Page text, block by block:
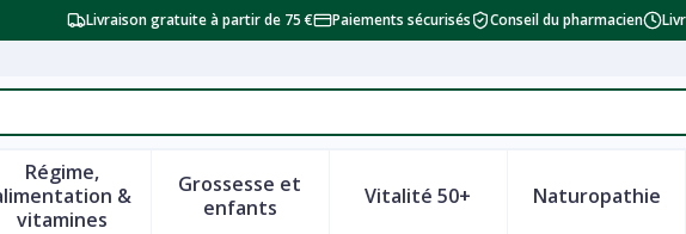
Livraison gratuite à partir de 75 € Paiements sécurisés Conseil du pharmacien
menu pour la catégorie Beauté, soins et hygiène
Régime,
&
vitamines
Afficher le sous-menu pour la catégorie Régime, alimentation &
Grossesse et
enfantsAfficher le sous-menu pour la catégorie
Vitalité 50+Afficher le sous-menu pour
Naturopathie
Afficher